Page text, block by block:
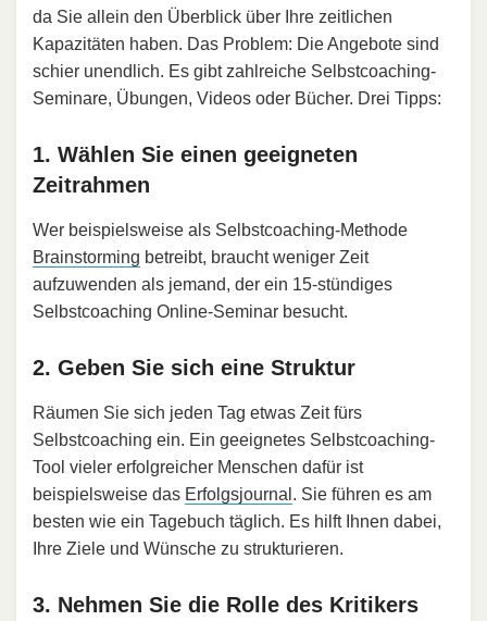
da Sie allein den Überblick über Ihre zeitlichen
Kapazitäten haben. Das Problem: Die Angebote sind
schier unendlich. Es gibt zahlreiche Selbstcoaching-
Seminare, Übungen, Videos oder Bücher. Drei Tipps:
1. Wählen Sie einen geeigneten
Zeitrahmen
Wer beispielsweise als Selbstcoaching-Methode
Brainstorming betreibt, braucht weniger Zeit
aufzuwenden als jemand, der ein 15-stündiges
Selbstcoaching Online-Seminar besucht.
2. Geben Sie sich eine Struktur
Räumen Sie sich jeden Tag etwas Zeit fürs
Selbstcoaching ein. Ein geeignetes Selbstcoaching-
Tool vieler erfolgreicher Menschen dafür ist
beispielsweise das Erfolgsjournal . Sie führen es am
besten wie ein Tagebuch täglich. Es hilft Ihnen dabei,
Ihre Ziele und Wünsche zu strukturieren.
3. Nehmen Sie die Rolle des Kritikers